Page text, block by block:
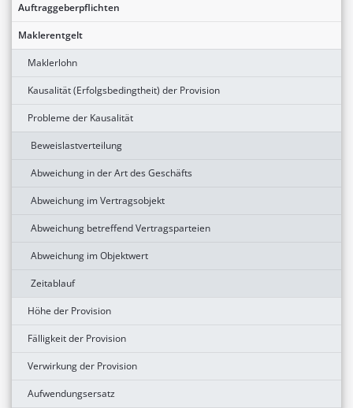
Auftraggeberpflichten
Maklerentgelt
Maklerlohn
Kausalität (Erfolgsbedingtheit) der Provision
Probleme der Kausalität
Beweislastverteilung
Abweichung in der Art des Geschäfts
Abweichung im Vertragsobjekt
Abweichung betreffend Vertragsparteien
Abweichung im Objektwert
Zeitablauf
Höhe der Provision
Fälligkeit der Provision
Verwirkung der Provision
Aufwendungsersatz